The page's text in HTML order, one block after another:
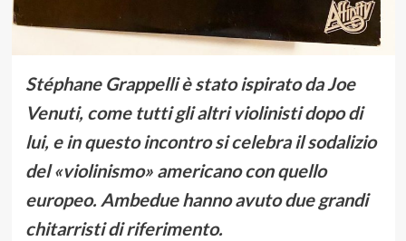
Stéphane Grappelli è stato ispirato da Joe
Venuti, come tutti gli altri violinisti dopo di
lui, e in questo incontro si celebra il sodalizio
del «violinismo» americano con quello
europeo. Ambedue hanno avuto due grandi
chitarristi di riferimento.